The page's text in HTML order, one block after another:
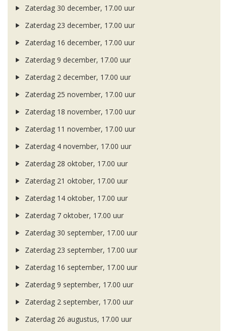
Zaterdag 30 december, 17.00 uur
Zaterdag 23 december, 17.00 uur
Zaterdag 16 december, 17.00 uur
Zaterdag 9 december, 17.00 uur
Zaterdag 2 december, 17.00 uur
Zaterdag 25 november, 17.00 uur
Zaterdag 18 november, 17.00 uur
Zaterdag 11 november, 17.00 uur
Zaterdag 4 november, 17.00 uur
Zaterdag 28 oktober, 17.00 uur
Zaterdag 21 oktober, 17.00 uur
Zaterdag 14 oktober, 17.00 uur
Zaterdag 7 oktober, 17.00 uur
Zaterdag 30 september, 17.00 uur
Zaterdag 23 september, 17.00 uur
Zaterdag 16 september, 17.00 uur
Zaterdag 9 september, 17.00 uur
Zaterdag 2 september, 17.00 uur
Zaterdag 26 augustus, 17.00 uur